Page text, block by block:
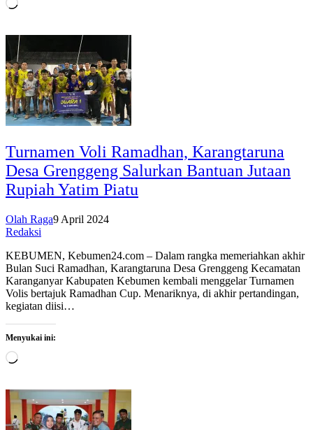
Turnamen Voli Ramadhan, Karangtaruna
Desa Grenggeng Salurkan Bantuan Jutaan
Rupiah Yatim Piatu
Olah Raga9 April 2024
Redaksi
KEBUMEN, Kebumen24.com – Dalam rangka memeriahkan akhir
Bulan Suci Ramadhan, Karangtaruna Desa Grenggeng Kecamatan
Karanganyar Kabupaten Kebumen kembali menggelar Turnamen
Volis bertajuk Ramadhan Cup. Menariknya, di akhir pertandingan,
kegiatan diisi…
Menyukai ini:
Memuat...